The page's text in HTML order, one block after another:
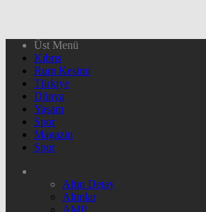
Üst Menü
Kıbrıs
Rum Kesimi
Türkiye
Dünya
Yaşam
Spor
Magazin
Spor
Altın Detay
Altınlar